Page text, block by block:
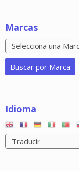
Marcas
Idioma